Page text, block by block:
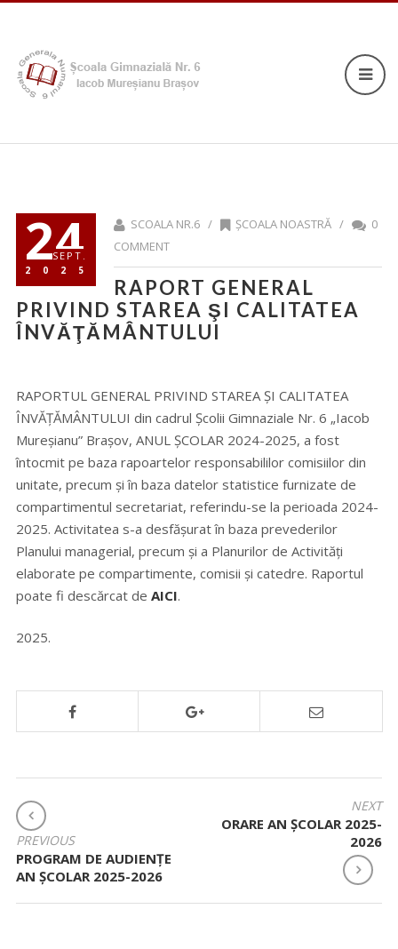
24
SEPT.
2025
SCOALA NR.6 / ȘCOALA NOASTRĂ/
0
COMMENT
RAPORT GENERAL
PRIVIND STAREA ŞI CALITATEA
ÎNVĂŢĂMÂNTULUI
RAPORTUL GENERAL PRIVIND STAREA ŞI CALITATEA
ÎNVĂŢĂMÂNTULUI din cadrul Școlii Gimnaziale Nr. 6 „Iacob
Mureșianu” Brașov, ANUL ȘCOLAR 2024-2025, a fost
întocmit pe baza rapoartelor responsabililor comisiilor din
unitate, precum și în baza datelor statistice furnizate de
compartimentul secretariat, referindu-se la perioada 2024-
2025. Activitatea s-a desfășurat în baza prevederilor
Planului managerial, precum și a Planurilor de Activităţi
elaborate pe compartimente, comisii și catedre. Raportul
poate fi descărcat de AICI.
NAVIGARE
ÎN
ARTICOLE
PREVIOUS
PROGRAM DE AUDIENȚE
AN ȘCOLAR 2025-2026
NEXT
ORARE AN ȘCOLAR 2025-
2026